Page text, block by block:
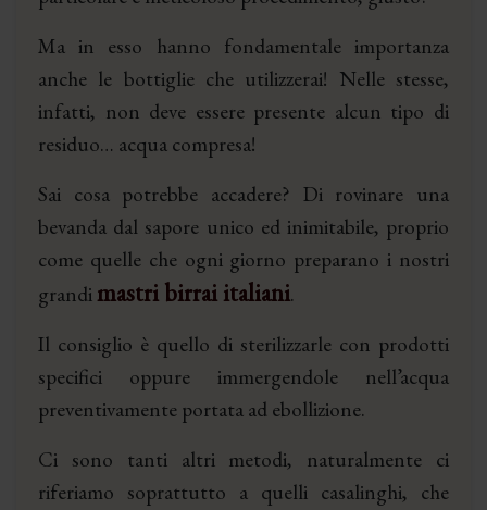
Ma in esso hanno fondamentale importanza
anche le bottiglie che utilizzerai! Nelle stesse,
infatti, non deve essere presente alcun tipo di
residuo… acqua compresa!
Sai cosa potrebbe accadere? Di rovinare una
bevanda dal sapore unico ed inimitabile, proprio
come quelle che ogni giorno preparano i nostri
grandimastri birrai italiani.
Il consiglio è quello di sterilizzarle con prodotti
specifici oppure immergendole nell’acqua
preventivamente portata ad ebollizione.
Ci sono tanti altri metodi, naturalmente ci
riferiamo soprattutto a quelli casalinghi, che